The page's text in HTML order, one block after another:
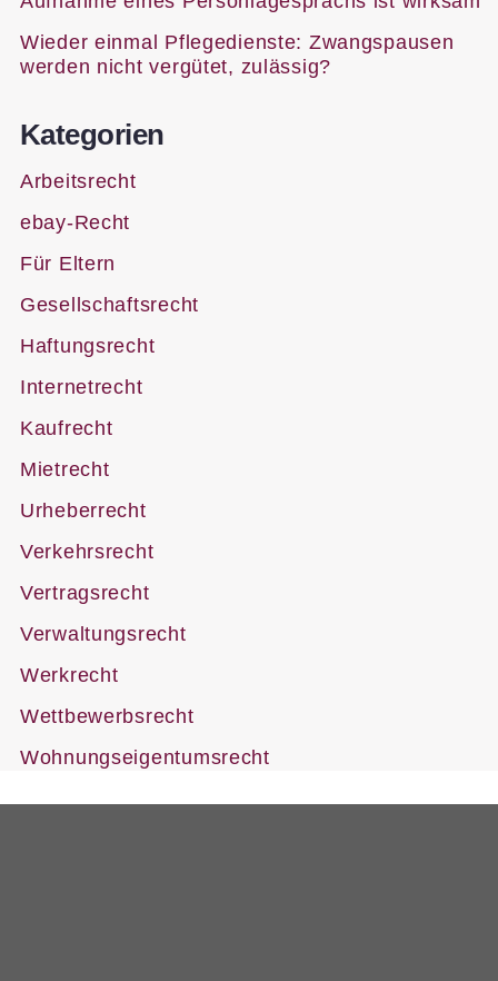
Wieder einmal Pflegedienste: Zwangspausen
werden nicht vergütet, zulässig?
Kategorien
Arbeitsrecht
ebay-Recht
Für Eltern
Gesellschaftsrecht
Haftungsrecht
Internetrecht
Kaufrecht
Mietrecht
Urheberrecht
Verkehrsrecht
Vertragsrecht
Verwaltungsrecht
Werkrecht
Wettbewerbsrecht
Wohnungseigentumsrecht